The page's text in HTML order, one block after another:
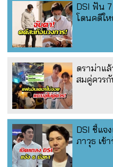
DSI ฟัน
โดนคดีใ
ดราม่าแ
สมคู่ควร
DSI ชี้แจ
ภาวุธ เข้